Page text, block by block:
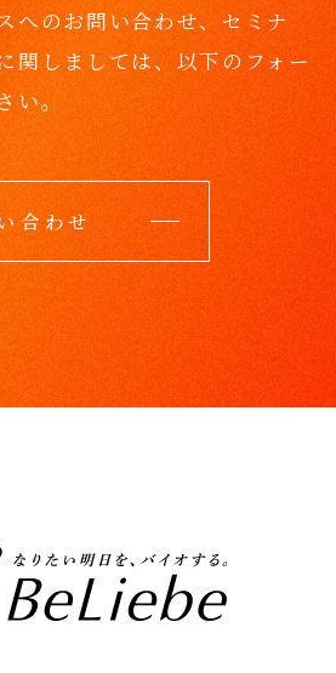
へのお問い合わせ、セミナ
関しましては、 以下のフォー
い。
合わせ